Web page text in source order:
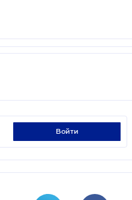
войти